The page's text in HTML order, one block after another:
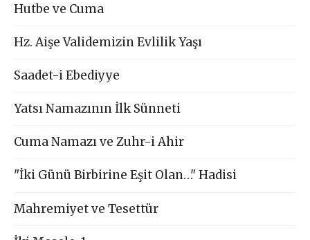
Hutbe ve Cuma
Hz. Aişe Validemizin Evlilik Yaşı
Saadet-i Ebediyye
Yatsı Namazının İlk Sünneti
Cuma Namazı ve Zuhr-i Ahir
"İki Günü Birbirine Eşit Olan…" Hadisi
Mahremiyet ve Tesettür